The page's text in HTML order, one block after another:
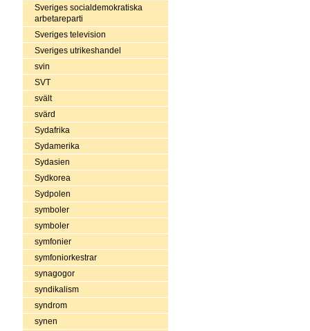
Sveriges socialdemokratiska
arbetareparti
Sveriges television
Sveriges utrikeshandel
svin
SVT
svält
svärd
Sydafrika
Sydamerika
Sydasien
Sydkorea
Sydpolen
symboler
symboler
symfonier
symfoniorkestrar
synagogor
syndikalism
syndrom
synen